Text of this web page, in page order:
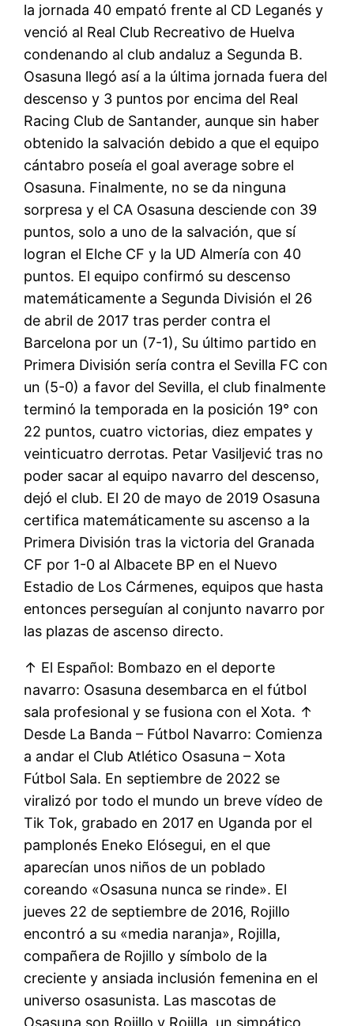
la jornada 40 empató frente al CD Leganés y
venció al Real Club Recreativo de Huelva
condenando al club andaluz a Segunda B.
Osasuna llegó así a la última jornada fuera del
descenso y 3 puntos por encima del Real
Racing Club de Santander, aunque sin haber
obtenido la salvación debido a que el equipo
cántabro poseía el goal average sobre el
Osasuna. Finalmente, no se da ninguna
sorpresa y el CA Osasuna desciende con 39
puntos, solo a uno de la salvación, que sí
logran el Elche CF y la UD Almería con 40
puntos. El equipo confirmó su descenso
matemáticamente a Segunda División el 26
de abril de 2017 tras perder contra el
Barcelona por un (7-1), Su último partido en
Primera División sería contra el Sevilla FC con
un (5-0) a favor del Sevilla, el club finalmente
terminó la temporada en la posición 19° con
22 puntos, cuatro victorias, diez empates y
veinticuatro derrotas. Petar Vasiljević tras no
poder sacar al equipo navarro del descenso,
dejó el club. El 20 de mayo de 2019 Osasuna
certifica matemáticamente su ascenso a la
Primera División tras la victoria del Granada
CF por 1-0 al Albacete BP en el Nuevo
Estadio de Los Cármenes, equipos que hasta
entonces perseguían al conjunto navarro por
las plazas de ascenso directo.
↑ El Español: Bombazo en el deporte
navarro: Osasuna desembarca en el fútbol
sala profesional y se fusiona con el Xota. ↑
Desde La Banda – Fútbol Navarro: Comienza
a andar el Club Atlético Osasuna – Xota
Fútbol Sala. En septiembre de 2022 se
viralizó por todo el mundo un breve vídeo de
Tik Tok, grabado en 2017 en Uganda por el
pamplonés Eneko Elósegui, en el que
aparecían unos niños de un poblado
coreando «Osasuna nunca se rinde». El
jueves 22 de septiembre de 2016, Rojillo
encontró a su «media naranja», Rojilla,
compañera de Rojillo y símbolo de la
creciente y ansiada inclusión femenina en el
universo osasunista. Las mascotas de
Osasuna son Rojillo y Rojilla, un simpático